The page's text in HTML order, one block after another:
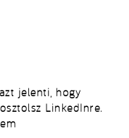
jelenti, hogy
LinkedInre.